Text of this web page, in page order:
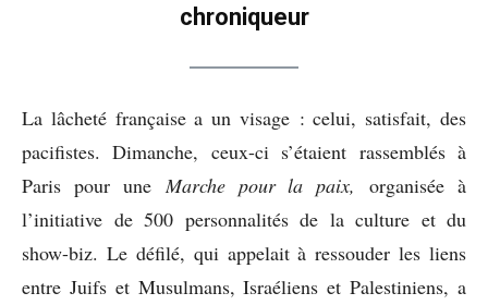
chroniqueur
La lâcheté française a un visage : celui, satisfait, des
pacifistes. Dimanche, ceux-ci s’étaient rassemblés à
Paris pour une Marche pour la paix, organisée à
l’initiative de 500 personnalités de la culture et du
show-biz. Le défilé, qui appelait à ressouder les liens
entre Juifs et Musulmans, Israéliens et Palestiniens, a